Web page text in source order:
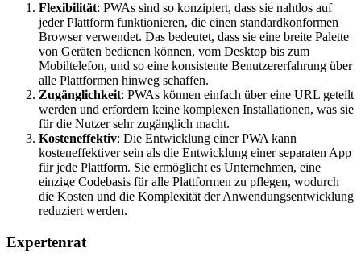
Flexibilität: PWAs sind so konzipiert, dass sie nahtlos auf
jeder Plattform funktionieren, die einen standardkonformen
Browser verwendet. Das bedeutet, dass sie eine breite Palette
von Geräten bedienen können, vom Desktop bis zum
Mobiltelefon, und so eine konsistente Benutzererfahrung über
alle Plattformen hinweg schaffen.
Zugänglichkeit: PWAs können einfach über eine URL geteilt
werden und erfordern keine komplexen Installationen, was sie
für die Nutzer sehr zugänglich macht.
Kosteneffektiv: Die Entwicklung einer PWA kann
kosteneffektiver sein als die Entwicklung einer separaten App
für jede Plattform. Sie ermöglicht es Unternehmen, eine
einzige Codebasis für alle Plattformen zu pflegen, wodurch
die Kosten und die Komplexität der Anwendungsentwicklung
reduziert werden.
Expertenrat